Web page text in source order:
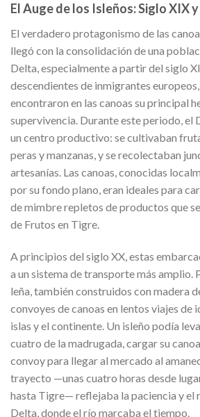
El Auge de los Isleños: Siglo XIX
El verdadero protagonismo de las
llegó con la consolidación de una
Delta, especialmente a partir del siglo
descendientes de inmigrantes
encontraron en las canoas su principal
supervivencia. Durante este periodo, el
un centro productivo: se cultivaban
peras y manzanas, y se recolectaban
artesanías. Las canoas, conocidas
por su fondo plano, eran ideales para
de mimbre repletos de productos que
de Frutos en Tigre.
A principios del siglo XX, estas
a un sistema de transporte más amplio.
leña, también construidos con madera
convoyes de canoas en lentos viajes de
islas y el continente. Un isleño podía
cuatro de la madrugada, cargar su
convoy para llegar al mercado al
trayecto —unas cuatro horas desde
hasta Tigre— reflejaba la paciencia y el
Delta, donde el río marcaba el tiempo.